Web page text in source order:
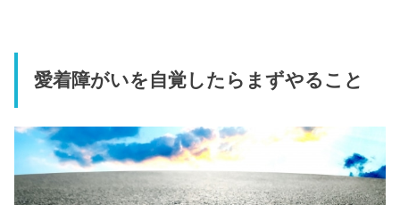
愛着障がいを自覚したらまずやること